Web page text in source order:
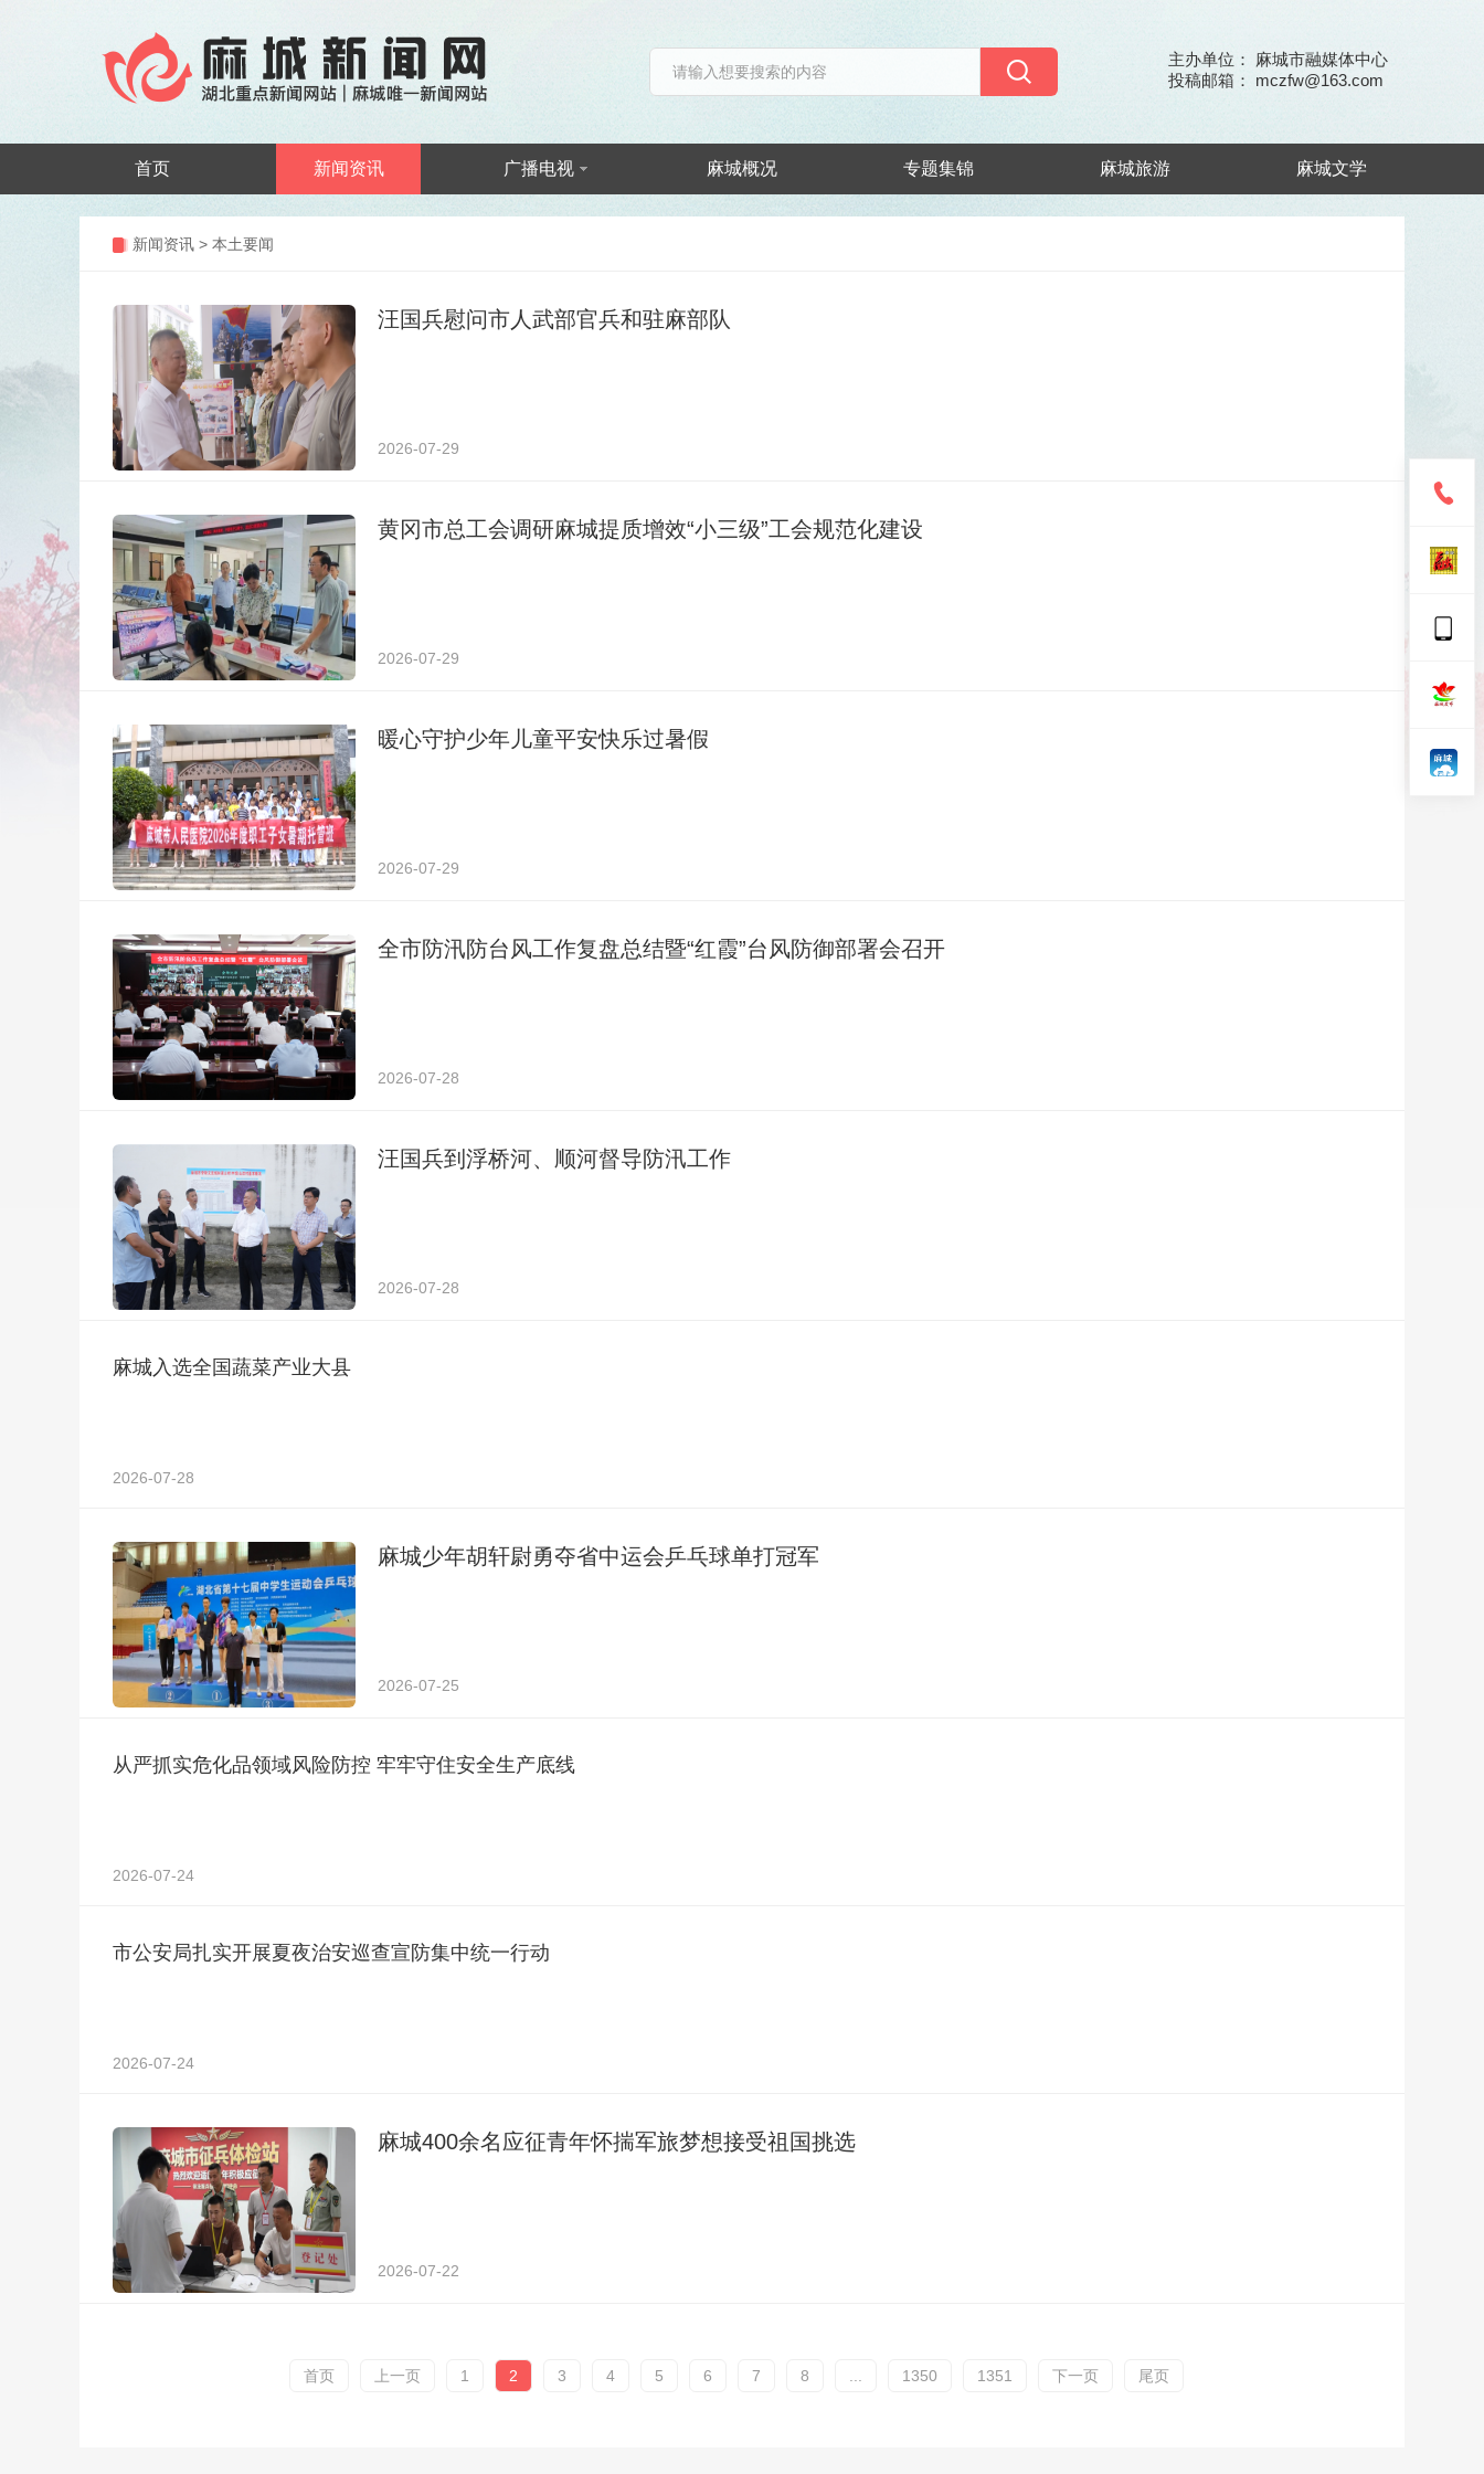
主办单位： 麻城市融媒体中心
投稿邮箱： mczfw@163.com
首页 新闻资讯 广播电视 麻城概况 专题集锦 麻城旅游 麻城文学
新闻资讯 > 本土要闻
汪国兵慰问市人武部官兵和驻麻部队
2026-07-29
黄冈市总工会调研麻城提质增效“小三级”工会规范化建设
2026-07-29
暖心守护少年儿童平安快乐过暑假
2026-07-29
全市防汛防台风工作复盘总结暨“红霞”台风防御部署会召开
2026-07-28
汪国兵到浮桥河、顺河督导防汛工作
2026-07-28
麻城入选全国蔬菜产业大县
2026-07-28
麻城少年胡轩尉勇夺省中运会乒乓球单打冠军
2026-07-25
从严抓实危化品领域风险防控 牢牢守住安全生产底线
2026-07-24
市公安局扎实开展夏夜治安巡查宣防集中统一行动
2026-07-24
麻城400余名应征青年怀揣军旅梦想接受祖国挑选
2026-07-22
首页 上一页 1 2 3 4 5 6 7 8 1350 1351 下一页 尾页